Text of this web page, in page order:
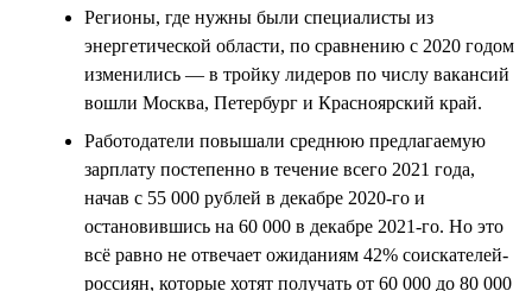
Регионы, где нужны были специалисты из
энергетической области, по сравнению с 2020 годом
изменились — в тройку лидеров по числу вакансий
вошли Москва, Петербург и Красноярский край.
Работодатели повышали среднюю предлагаемую
зарплату постепенно в течение всего 2021 года,
начав с 55 000 рублей в декабре 2020-го и
остановившись на 60 000 в декабре 2021-го. Но это
всё равно не отвечает ожиданиям 42% соискателей-
россиян, которые хотят получать от 60 000 до 80 000